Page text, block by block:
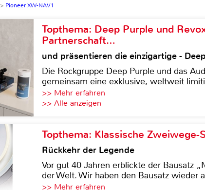
> Pioneer XW-NAV1
Topthema: Deep Purple und
Partnerschaft…
und präsentieren die einzigartige -
Die Rockgruppe Deep Purple und das
gemeinsam eine exklusive, weltweit
>> Mehr erfahren
>> Alle anzeigen
Topthema: Klassische
Rückkehr der Legende
Vor gut 40 Jahren erblickte der Bausatz
der Welt. Wir haben den Bausatz wieder
>> Mehr erfahren